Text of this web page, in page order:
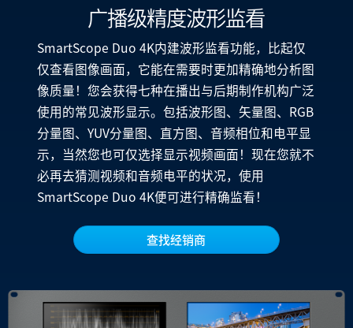
Poland
Portugal
Singapore
South Africa
Spain
Sweden
Turkey
Ukraine
广播级精度波形监看
SmartScope Duo 4K内建波形监看功能，比起仅
仅查看图像画面，它能在需要时更加精确地分析图
像质量！您会获得七种在播出与后期制作机构广泛
使用的常见波形显示。包括波形图、矢量图、RGB
分量图、YUV分量图、直方图、音频相位和电平显
示，当然您也可仅选择显示视频画面！现在您就不
必再去猜测视频和音频电平的状况，使用
SmartScope Duo 4K便可进行精确监看！
查找经销商